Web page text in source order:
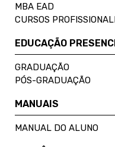
MBA EAD
CURSOS
EDUCAÇÃO
GRADUAÇÃO
PÓS-GRADUAÇÃO
MANUAIS
MANUAL DO ALUNO